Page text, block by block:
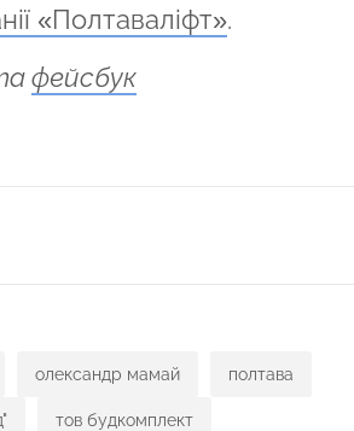
«Полтаваліфт».
фейсбук
олександр мамай полтава
тов будкомплект